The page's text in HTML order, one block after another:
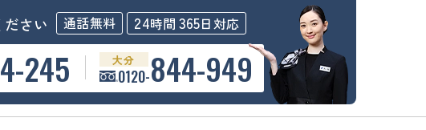
さい 通話無料 24時間 365日対応
245 大分
0120-844-949